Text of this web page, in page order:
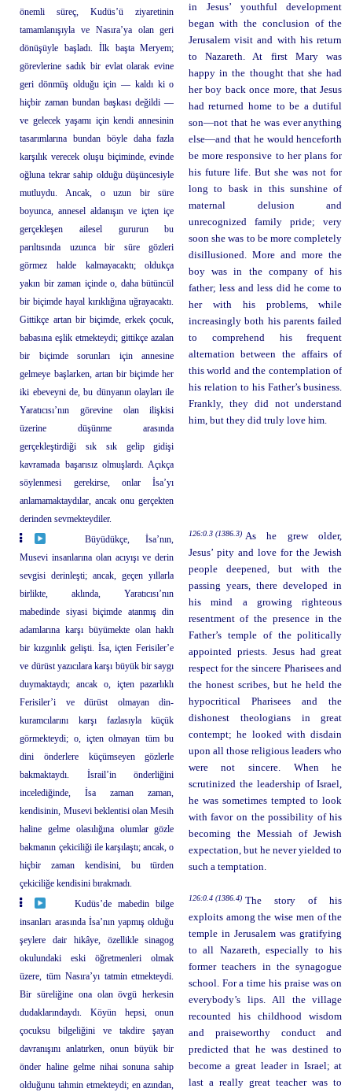
önemli süreç, Kudüs’ü ziyaretinin
tamamlanışıyla ve Nasıra’ya olan geri
dönüşüyle başladı. İlk başta Meryem;
görevlerine sadık bir evlat olarak evine
geri dönmüş olduğu için — kaldı ki o
hiçbir zaman bundan başkası değildi —
ve gelecek yaşamı için kendi annesinin
tasarımlarına bundan böyle daha fazla
karşılık verecek oluşu biçiminde, evinde
oğluna tekrar sahip olduğu düşüncesiyle
mutluydu. Ancak, o uzun bir süre
boyunca, annesel aldanışın ve içten içe
gerçekleşen ailesel gururun bu
parıltısında uzunca bir süre gözleri
görmez halde kalmayacaktı; oldukça
yakın bir zaman içinde o, daha bütüncül
bir biçimde hayal kırıklığına uğrayacaktı.
Gittikçe artan bir biçimde, erkek çocuk,
babasına eşlik etmekteydi; gittikçe azalan
bir biçimde sorunları için annesine
gelmeye başlarken, artan bir biçimde her
iki ebeveyni de, bu dünyanın olayları ile
Yaratıcısı’nın görevine olan ilişkisi
üzerine düşünme arasında
gerçekleştirdiği sık sık gelip gidişi
kavramada başarısız olmuşlardı. Açıkça
söylenmesi gerekirse, onlar İsa’yı
anlamamaktaydılar, ancak onu gerçekten
derinden sevmekteydiler.
in Jesus’ youthful development
began with the conclusion of the
Jerusalem visit and with his return
to Nazareth. At first Mary was
happy in the thought that she had
her boy back once more, that Jesus
had returned home to be a dutiful
son—not that he was ever anything
else—and that he would henceforth
be more responsive to her plans for
his future life. But she was not for
long to bask in this sunshine of
maternal delusion and
unrecognized family pride; very
soon she was to be more completely
disillusioned. More and more the
boy was in the company of his
father; less and less did he come to
her with his problems, while
increasingly both his parents failed
to comprehend his frequent
alternation between the affairs of
this world and the contemplation of
his relation to his Father’s business.
Frankly, they did not understand
him, but they did truly love him.
Büyüdükçe, İsa’nın,
Musevi insanlarına olan acıyışı ve derin
sevgisi derinleşti; ancak, geçen yıllarla
birlikte, aklında, Yaratıcısı’nın
mabedinde siyasi biçimde atanmış din
adamlarına karşı büyümekte olan haklı
bir kızgınlık gelişti. İsa, içten Ferisiler’e
ve dürüst yazıcılara karşı büyük bir saygı
duymaktaydı; ancak o, içten pazarlıklı
Ferisiler’i ve dürüst olmayan din-
kuramcılarını karşı fazlasıyla küçük
görmekteydi; o, içten olmayan tüm bu
dini önderlere küçümseyen gözlerle
bakmaktaydı. İsrail’in önderliğini
incelediğinde, İsa zaman zaman,
kendisinin, Musevi beklentisi olan Mesih
haline gelme olasılığına olumlar gözle
bakmanın çekiciliği ile karşılaştı; ancak, o
hiçbir zaman kendisini, bu türden
çekiciliğe kendisini bırakmadı.
126:0.3 (1386.3) As he grew older,
Jesus’ pity and love for the Jewish
people deepened, but with the
passing years, there developed in
his mind a growing righteous
resentment of the presence in the
Father’s temple of the politically
appointed priests. Jesus had great
respect for the sincere Pharisees and
the honest scribes, but he held the
hypocritical Pharisees and the
dishonest theologians in great
contempt; he looked with disdain
upon all those religious leaders who
were not sincere. When he
scrutinized the leadership of Israel,
he was sometimes tempted to look
with favor on the possibility of his
becoming the Messiah of Jewish
expectation, but he never yielded to
such a temptation.
Kudüs’de mabedin bilge
insanları arasında İsa’nın yapmış olduğu
şeylere dair hikâye, özellikle sinagog
okulundaki eski öğretmenleri olmak
üzere, tüm Nasıra’yı tatmin etmekteydi.
Bir süreliğine ona olan övgü herkesin
dudaklarındaydı. Köyün hepsi, onun
çocuksu bilgeliğini ve takdire şayan
davranışını anlatırken, onun büyük bir
önder haline gelme nihai sonuna sahip
olduğunu tahmin etmekteydi; en azından,
126:0.4 (1386.4) The story of his
exploits among the wise men of the
temple in Jerusalem was gratifying
to all Nazareth, especially to his
former teachers in the synagogue
school. For a time his praise was on
everybody’s lips. All the village
recounted his childhood wisdom
and praiseworthy conduct and
predicted that he was destined to
become a great leader in Israel; at
last a really great teacher was to